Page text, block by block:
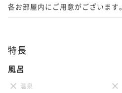
各お部屋内にご用意がございます。
特長
風呂
温泉